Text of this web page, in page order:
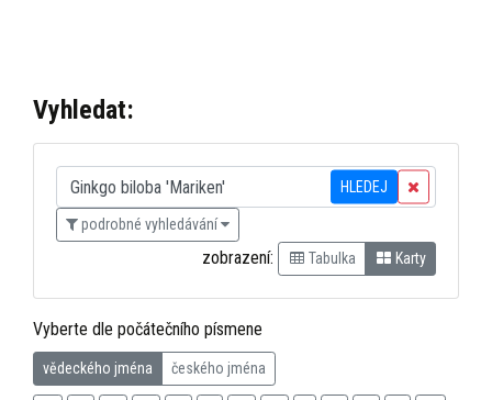
Vyhledat:
HLEDEJ
podrobné vyhledávání
zobrazení: Tabulka Karty
Vyberte dle počátečního písmene
vědeckého jména českého jména